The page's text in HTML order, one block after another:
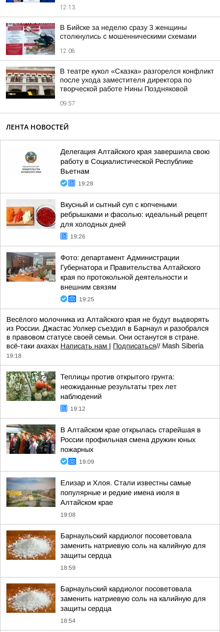
12:13
В Бийске за неделю сразу 3 женщины
столкнулись с мошенническими схемами
12:08
В театре кукол «Сказка» разгорелся конфликт
после ухода заместителя директора по
творческой работе Нины Поздняковой
09:57
ЛЕНТА НОВОСТЕЙ
Делегация Алтайского края завершила свою
работу в Социалистической Республике
Вьетнам
19:28
Вкусный и сытный суп с копчеными
ребрышками и фасолью: идеальный рецепт
для холодных дней
19:26
Фото: департамент Администрации
Губернатора и Правительства Алтайского
края по протокольной деятельности и
внешним связям
19:25
Весёлого молочника из Алтайского края не будут выдворять
из России. Джастас Уолкер съездил в Барнаул и разобрался
в правовом статусе своей семьи. Они останутся в стране.
всё-таки ахахах Написать нам | Подписаться// Mash Siberia
19:18
Теплицы против открытого грунта:
неожиданные результаты трех лет
наблюдений
19:12
В Алтайском крае открылась старейшая в
России профильная смена дружин юных
пожарных
19:09
Елизар и Хлоя. Стали известны самые
популярные и редкие имена июля в
Алтайском крае
19:08
Барнаульский кардиолог посоветовала
заменить натриевую соль на калийную для
защиты сердца
18:59
Барнаульский кардиолог посоветовала
заменить натриевую соль на калийную для
защиты сердца
18:54